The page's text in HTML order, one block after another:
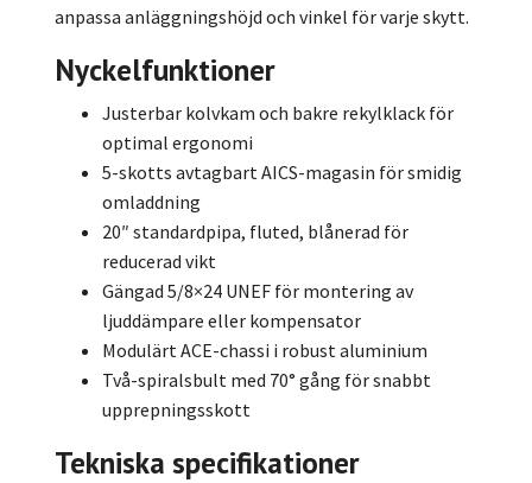
anpassa anläggningshöjd och vinkel för varje skytt.
Nyckelfunktioner
Justerbar kolvkam och bakre rekylklack för
optimal ergonomi
5-skotts avtagbart AICS-magasin för smidig
omladdning
20″ standardpipa, fluted, blånerad för
reducerad vikt
Gängad 5/8×24 UNEF för montering av
ljuddämpare eller kompensator
Modulärt ACE-chassi i robust aluminium
Två-spiralsbult med 70° gång för snabbt
upprepningsskott
Tekniska specifikationer